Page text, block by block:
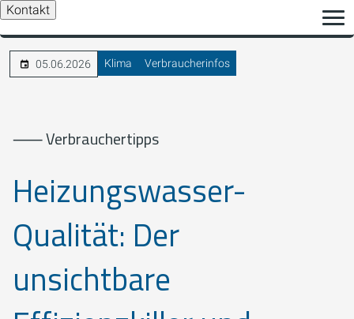
Kontakt
05.06.2026 Klima Verbraucherinfos
⸺ Verbrauchertipps
Heizungswasser-
Qualität: Der
unsichtbare